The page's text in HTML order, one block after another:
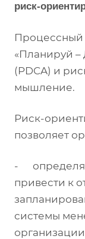
риск-
Процессный
«Планируй –
(PDCA) и
мышление.
Риск-
позволяет
-
привести к
системы